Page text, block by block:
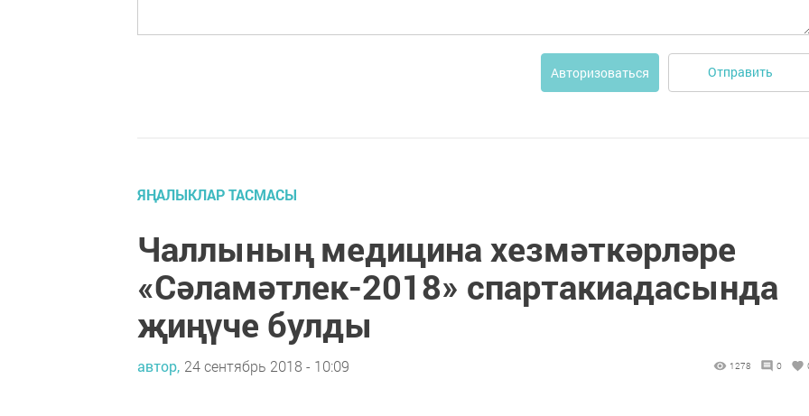
Авторизоваться Отправить
ЯҢАЛЫКЛАР ТАСМАСЫ
Чаллының медицина хезмәткәрләре
«Сәламәтлек-2018» спартакиадасында
җиңүче булды
автор, 24 сентябрь 2018 - 10:09 1278 0